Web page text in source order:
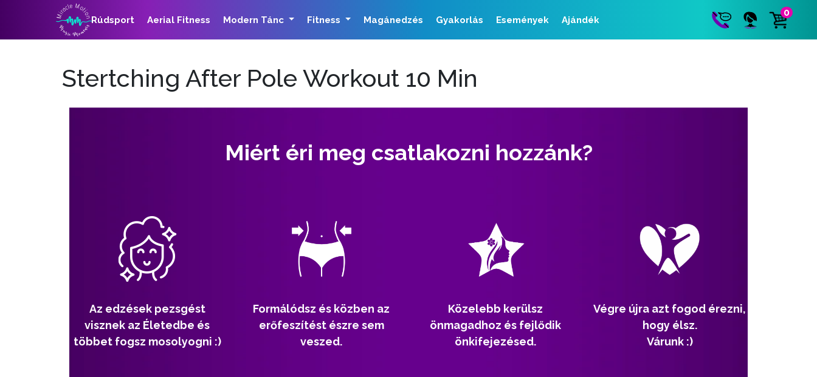
Rúdsport Aerial Fitness Modern Tánc Fitness Magánedzés Gyakorlás Események Ajándék
0
Stertching After Pole Workout 10 Min
Miért éri meg csatlakozni hozzánk?
Az edzések pezsgést
visznek az Életedbe és
többet fogsz mosolyogni :)
Formálódsz és közben az
erőfeszítést észre sem
veszed.
Közelebb kerülsz
önmagadhoz és fejlődik
önkifejezésed.
Végre újra azt fogod érezni,
hogy élsz.
Várunk :)